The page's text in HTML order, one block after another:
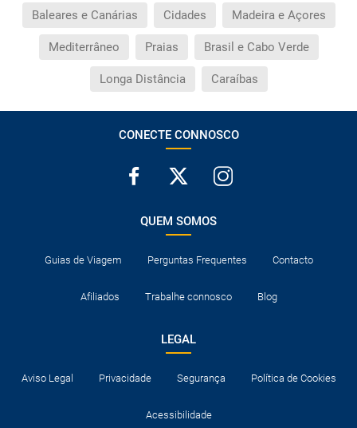
Baleares e Canárias Cidades Madeira e Açores
Mediterrâneo Praias Brasil e Cabo Verde
Longa Distância Caraíbas
CONECTE CONNOSCO
QUEM SOMOS
Guias de Viagem Perguntas Frequentes Contacto
Afiliados Trabalhe connosco Blog
LEGAL
Aviso Legal Privacidade Segurança Política de Cookies
Acessibilidade